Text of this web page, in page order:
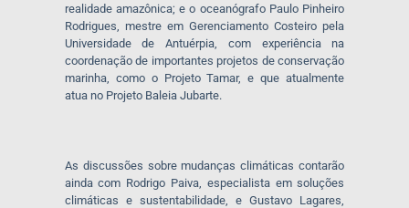
realidade amazônica; e o oceanógrafo Paulo Pinheiro
Rodrigues, mestre em Gerenciamento Costeiro pela
Universidade de Antuérpia, com experiência na
coordenação de importantes projetos de conservação
marinha, como o Projeto Tamar, e que atualmente
atua no Projeto Baleia Jubarte.
As discussões sobre mudanças climáticas contarão
ainda com Rodrigo Paiva, especialista em soluções
climáticas e sustentabilidade, e Gustavo Lagares,